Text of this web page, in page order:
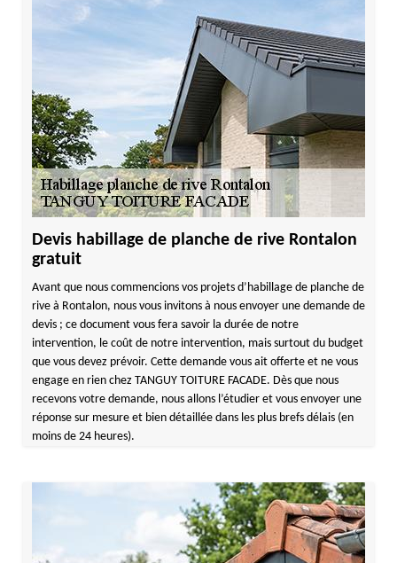
Devis habillage de planche de rive Rontalon
gratuit
Avant que nous commencions vos projets d’habillage de planche de
rive à Rontalon, nous vous invitons à nous envoyer une demande de
devis ; ce document vous fera savoir la durée de notre
intervention, le coût de notre intervention, mais surtout du budget
que vous devez prévoir. Cette demande vous ait offerte et ne vous
engage en rien chez TANGUY TOITURE FACADE. Dès que nous
recevons votre demande, nous allons l’étudier et vous envoyer une
réponse sur mesure et bien détaillée dans les plus brefs délais (en
moins de 24 heures).